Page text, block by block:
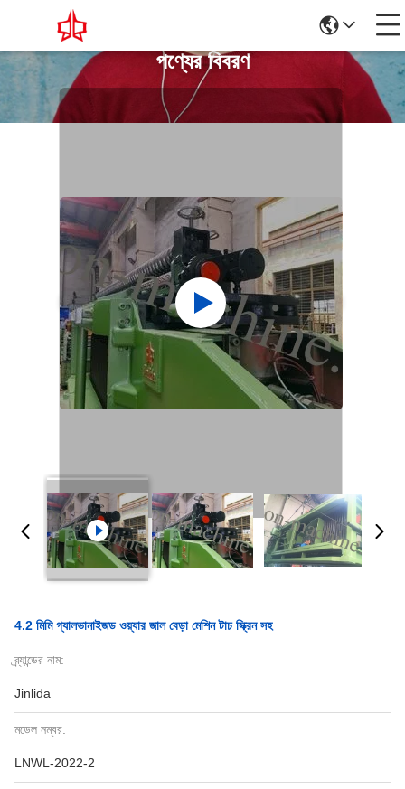
পণ্যের বিবরণ
4.2 মিমি গ্যালভানাইজড ওয়্যার জাল বেড়া মেশিন টাচ স্ক্রিন সহ
ব্র্যান্ডের নাম:
Jinlida
মডেল নম্বর:
LNWL-2022-2